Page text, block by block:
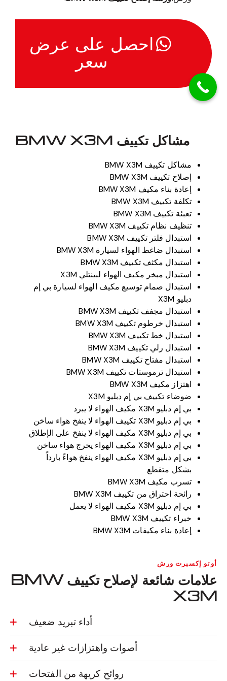
احصل على عرض
سعر
مشاكل تكييف BMW X3M
مشاكل تكييف BMW X3M
إصلاح تكييف BMW X3M
إعادة بناء مكيف BMW X3M
تكلفة تكييف BMW X3M
تعبئة تكييف BMW X3M
تنظيف نظام تكييف BMW X3M
استبدال فلتر تكييف BMW X3M
استبدال ضاغط الهواء لسيارة BMW X3M
استبدال مكثف تكييف BMW X3M
استبدال مبخر مكيف الهواء لبينتلي X3M
استبدال صمام توسيع مكيف الهواء لسيارة بي إم
دبليو X3M
استبدال مجفف تكييف BMW X3M
استبدال خرطوم تكييف BMW X3M
استبدال خط تكييف BMW X3M
استبدال رلي تكييف BMW X3M
استبدال مفتاح تكييف BMW X3M
استبدال ترموستات تكييف BMW X3M
اهتزاز مكيف BMW X3M
ضوضاء تكييف بي إم دبليو X3M
بي إم دبليو X3M مكيف الهواء لا يبرد
بي إم دبليو X3M تكييف الهواء لا ينفخ هواء ساخن
بي إم دبليو X3M مكيف الهواء لا ينفخ على الإطلاق
بي إم دبليو X3M مكيف الهواء يخرج هواء ساخن
بي إم دبليو X3M مكيف الهواء ينفخ هواءً بارداً
بشكل متقطع
تسرب مكيف BMW X3M
رائحة احتراق من تكييف BMW X3M
بي إم دبليو X3M مكيف الهواء لا يعمل
خبراء تكييف BMW X3M
إعادة بناء مكيفات BMW X3M
أوتو إكسبرت ورش
علامات شائعة لإصلاح تكييف BMW
X3M
أداء تبريد ضعيف
أصوات واهتزازات غير عادية
روائح كريهة من الفتحات